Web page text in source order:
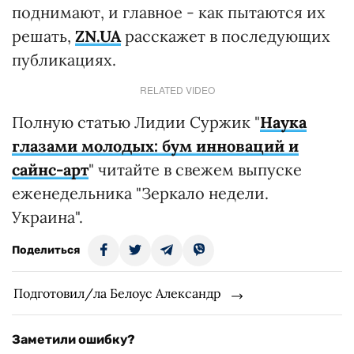
поднимают, и главное - как пытаются их
решать, ZN.UAрасскажет в последующих
публикациях.
RELATED VIDEO
Полную статью Лидии Суржик "Наука
глазами молодых: бум инноваций и
сайнс-арт" читайте в свежем выпуске
еженедельника "Зеркало недели.
Украина".
Поделиться
Подготовил/ла Белоус Александр
Заметили ошибку?